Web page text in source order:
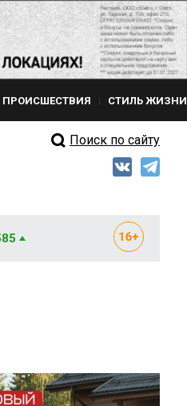
ПРОИСШЕСТВИЯ СТИЛЬ ЖИЗНИ
Поиск по сайту